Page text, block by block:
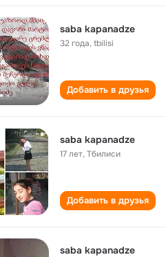
saba kapanadze
32 года,tbilisi
Добавить в друзья
saba kapanadze
17 лет,Тбилиси
Добавить в друзья
saba kapanadze